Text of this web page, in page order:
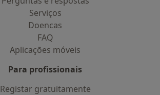
Serviços
Doencas
FAQ
Aplicações móveis
Para profissionais
Registar gratuitamente